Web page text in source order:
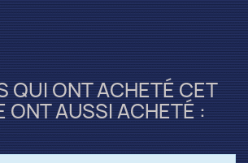
QUI ONT ACHETÉ CET
ONT AUSSI ACHETÉ :